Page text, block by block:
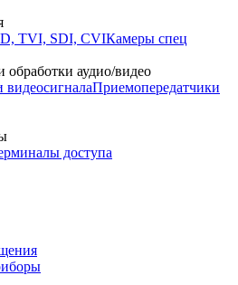
TVI, SDI, CVIКамеры спец
обработки аудио/видео
видеосигналаПриемопередатчики
доступа